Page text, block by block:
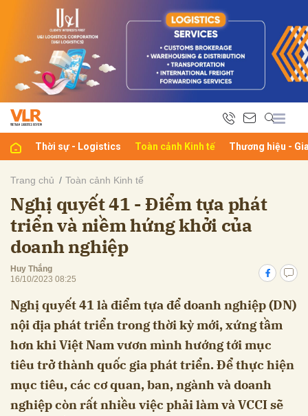
Thời sự - Logistics Toàn cảnh Kinh tế Thương hiệu -
Trang chủ Toàn cảnh Kinh tế
Nghị quyết 41 - Điểm tựa phát
triển và niềm hứng khởi của
doanh nghiệp
Huy Thắng
16/10/2023 08:25
Nghị quyết 41 là điểm tựa để doanh nghiệp (DN)
nội địa phát triển trong thời kỳ mới, xứng tầm
hơn khi Việt Nam vươn mình hướng tới mục
tiêu trở thành quốc gia phát triển. Để thực hiện
mục tiêu, các cơ quan, ban, ngành và doanh
nghiệp còn rất nhiều việc phải làm và VCCI sẽ
luận
Hủy